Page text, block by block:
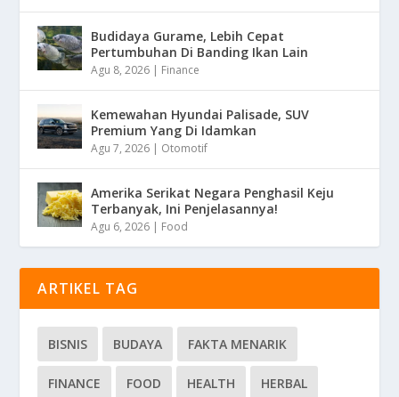
Budidaya Gurame, Lebih Cepat
Pertumbuhan Di Banding Ikan Lain
Agu 8, 2026 | Finance
Kemewahan Hyundai Palisade, SUV
Premium Yang Di Idamkan
Agu 7, 2026 | Otomotif
Amerika Serikat Negara Penghasil Keju
Terbanyak, Ini Penjelasannya!
Agu 6, 2026 | Food
ARTIKEL TAG
BISNIS BUDAYA FAKTA MENARIK
FINANCE FOOD HEALTH HERBAL